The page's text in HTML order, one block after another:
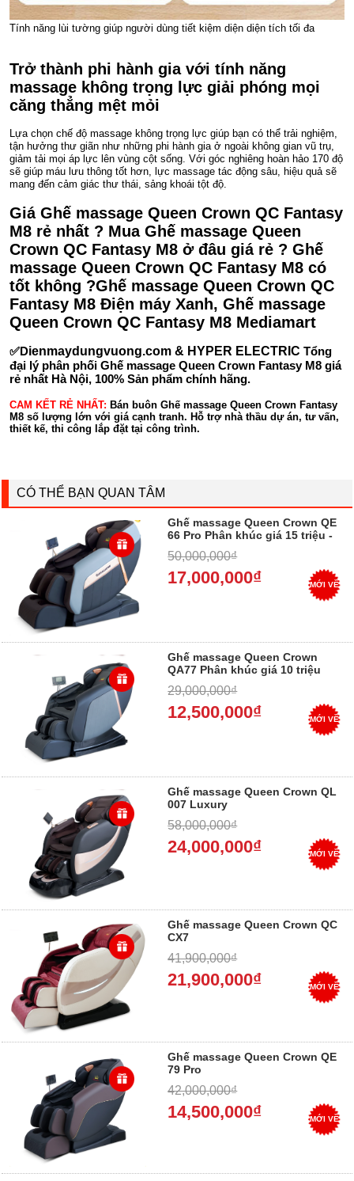
Tính năng lùi tường giúp người dùng tiết kiệm diện diện tích tối đa
Trở thành phi hành gia với tính năng
massage không trọng lực giải phóng mọi
căng thẳng mệt mỏi
Lựa chọn chế độ massage không trọng lực giúp bạn có thể trải nghiệm,
tận hưởng thư giãn như những phi hành gia ở ngoài không gian vũ trụ,
giảm tải mọi áp lực lên vùng cột sống. Với góc nghiêng hoàn hảo 170 độ
sẽ giúp máu lưu thông tốt hơn, lực massage tác động sâu, hiệu quả sẽ
mang đến cảm giác thư thái, sảng khoái tột độ.
Giá Ghế massage Queen Crown QC Fantasy
M8 rẻ nhất ? Mua Ghế massage Queen
Crown QC Fantasy M8 ở đâu giá rẻ ? Ghế
massage Queen Crown QC Fantasy M8 có
tốt không ?Ghế massage Queen Crown QC
Fantasy M8 Điện máy Xanh, Ghế massage
Queen Crown QC Fantasy M8 Mediamart
✅Dienmaydungvuong.com & HYPER ELECTRIC Tổng
đại lý phân phối Ghế massage Queen Crown Fantasy M8 giá
rẻ nhất Hà Nội, 100% Sản phẩm chính hãng.
CAM KẾT RẺ NHẤT: Bán buôn Ghế massage Queen Crown Fantasy
M8 số lượng lớn với giá cạnh tranh. Hỗ trợ nhà thầu dự án, tư vấn,
thiết kế, thi công lắp đặt tại công trình.
CÓ THỂ BẠN QUAN TÂM
Ghế massage Queen Crown QE
66 Pro Phân khúc giá 15 triệu -
20 triệu
50,000,000₫
17,000,000₫ MỚI VỀ
Ghế massage Queen Crown
QA77 Phân khúc giá 10 triệu
29,000,000₫
12,500,000₫ MỚI VỀ
Ghế massage Queen Crown QL
007 Luxury
58,000,000₫
24,000,000₫ MỚI VỀ
Ghế massage Queen Crown QC
CX7
41,900,000₫
21,900,000₫ MỚI VỀ
Ghế massage Queen Crown QE
79 Pro
42,000,000₫
14,500,000₫ MỚI VỀ